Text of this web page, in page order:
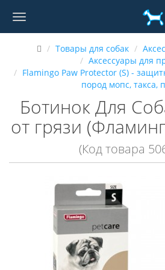
Товары для собак
Аксессуары для
Flamingo Paw Protector (S) -
пород мопс, такса,
Ботинок Для
от грязи
(Код товара